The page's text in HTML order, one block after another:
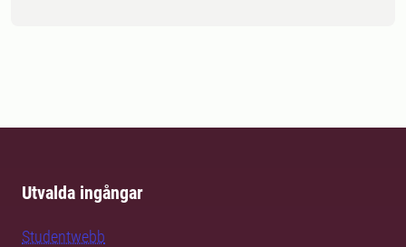
Utvalda ingångar
Studentwebb